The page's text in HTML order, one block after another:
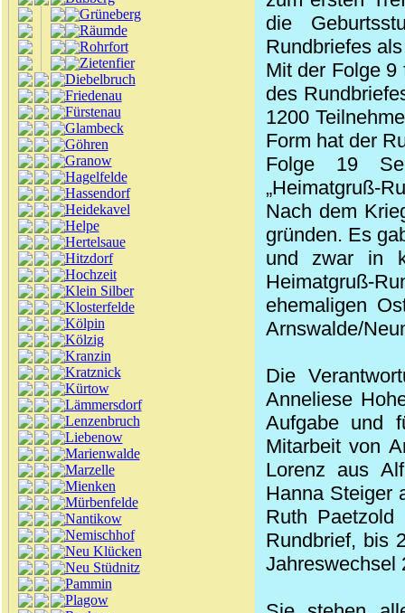
Grüneberg
Räumde
Rohrfort
Zietenfier
Diebelbruch
Friedenau
Fürstenau
Glambeck
Göhren
Granow
Hagelfelde
Hassendorf
Heidekavel
Helpe
Hertelsaue
Hitzdorf
Hochzeit
Klein Silber
Klosterfelde
Kölpin
Kölzig
Kranzin
Kratznick
Kürtow
Lämmersdorf
Lenzenbruch
Liebenow
Marienwalde
Marzelle
Mienken
Mürbenfelde
Nantikow
Nemischhof
Neu Klücken
Neu Stüdnitz
Pammin
Plagow
die
Rundbriefes
Mit der Folge
des
1200
Form hat der
Folge 19
„Heimatgruß-
Nach dem
gründen. Es
und zwar in
Heimatgruß-
ehemaligen
Arnswalde/
Die
Anneliese
Aufgabe und
Mitarbeit von
Lorenz aus
Hanna Steiger
Ruth
Rundbrief, bis
Jahreswechsel